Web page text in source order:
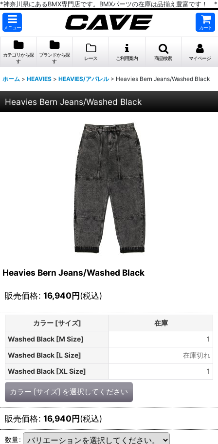
*神奈川県にあるBMX専門店です。BMXパーツの在庫は品揃え豊富です！ *
メニュー カート
カテゴリから探
す
ブランドから探
す
レース ご利用案内 商品検索 マイページ
ホーム > HEAVIES > HEAVIES/アパレル > Heavies Bern Jeans/Washed Black
Heavies Bern Jeans/Washed Black
Heavies Bern Jeans/Washed Black
販売価格: 16,940円(税込)
カラー [サイズ]
在庫
Washed Black [M Size]
1
Washed Black [L Size]
在庫切れ
Washed Black [XL Size]
1
カラー [サイズ] を選択してください
販売価格: 16,940円(税込)
数量: